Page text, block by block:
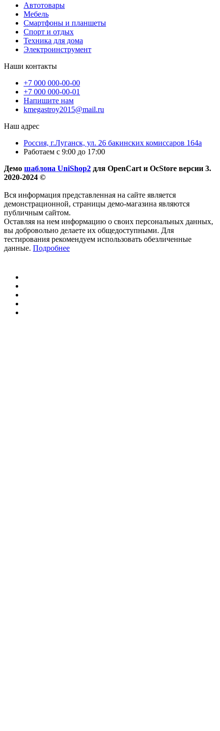
Автотовары
Мебель
Смартфоны и планшеты
Спорт и отдых
Техника для дома
Электроинструмент
Наши контакты
+7 000 000-00-00
+7 000 000-00-01
Напишите нам
kmegastroy2015@mail.ru
Наш адрес
Россия, г.Луганск, ул. 26 бакинских комиссаров 164а
Работаем с 9:00 до 17:00
Демо шаблона UniShop2 для OpenCart и OcStore версии 3.
2020-2024 ©
Вся информация представленная на сайте является
демонстрационной, страницы демо-магазина являются
публичным сайтом.
Оставляя на нем информацию о своих персональных данных,
вы добровольно делаете их общедоступными. Для
тестирования рекомендуем использовать обезличенные
данные. Подробнее